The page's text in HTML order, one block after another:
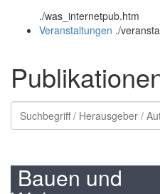
und
./was_internetpub.htm
Veranstaltungen ./
Bauen und